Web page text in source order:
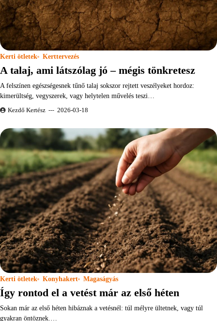
Kerti ötletek Kerttervezés
A talaj, ami látszólag jó – mégis tönkretesz
A felszínen egészségesnek tűnő talaj sokszor rejtett veszélyeket hordoz:
kimerültség, vegyszerek, vagy helytelen művelés teszi…
Kezdő Kertész 2026-03-18
Kerti ötletek Konyhakert Magaságyás
Így rontod el a vetést már az első héten
Sokan már az első héten hibáznak a vetésnél: túl mélyre ültetnek, vagy túl
gyakran öntöznek.…